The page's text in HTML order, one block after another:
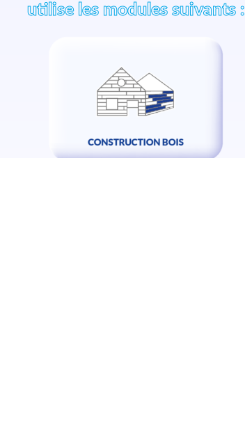
utilise les modules suivants :